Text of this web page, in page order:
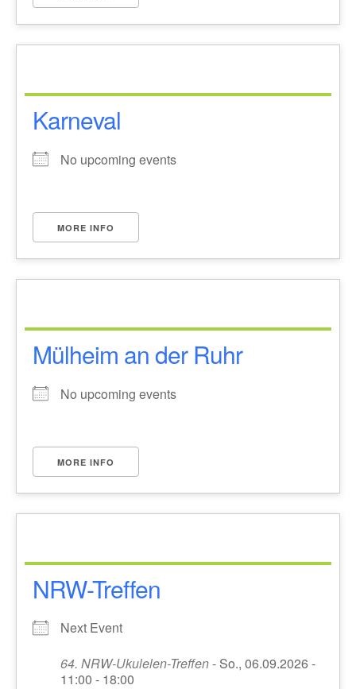
Karneval
No upcoming events
MORE INFO
Mülheim an der Ruhr
No upcoming events
MORE INFO
NRW-Treffen
Next Event
64. NRW-Ukulelen-Treffen- So., 06.09.2026 -
11:00 - 18:00